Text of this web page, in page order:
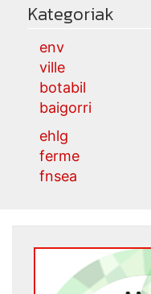
Kategoriak
env
ville
botabil
baigorri
ehlg
ferme
fnsea